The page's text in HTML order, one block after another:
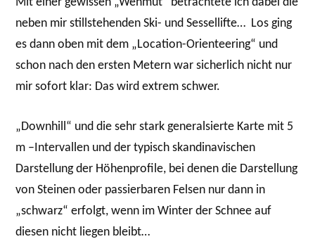
neben mir stillstehenden Ski- und Sessellifte… Los ging
es dann oben mit dem „Location-Orienteering“ und
schon nach den ersten Metern war sicherlich nicht nur
mir sofort klar: Das wird extrem schwer.
„Downhill“ und die sehr stark generalsierte Karte mit 5
m –Intervallen und der typisch skandinavischen
Darstellung der Höhenprofile, bei denen die Darstellung
von Steinen oder passierbaren Felsen nur dann in
„schwarz“ erfolgt, wenn im Winter der Schnee auf
diesen nicht liegen bleibt…